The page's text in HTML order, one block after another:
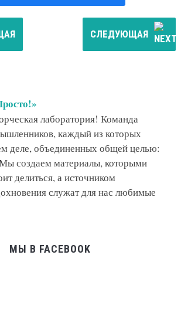
СЛЕДУЮЩАЯ
лаборатория! Команда
каждый из которых
деле, объединенных общей целью:
создаем материалы, которыми
делиться, а источником
служат для нас любимые
МЫ В FACEBOOK